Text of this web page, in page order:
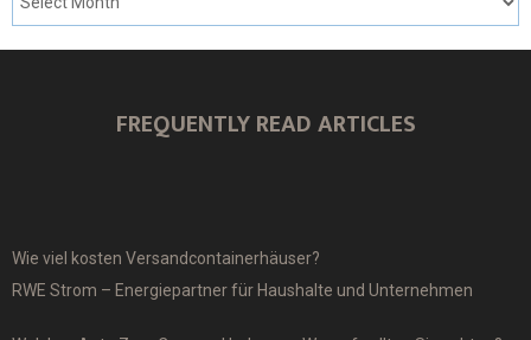
FREQUENTLY READ ARTICLES
Wie viel kosten Versandcontainerhäuser?
RWE Strom – Energiepartner für Haushalte und Unternehmen